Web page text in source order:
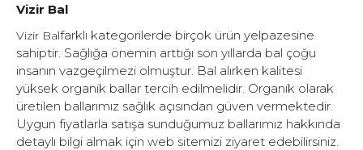
Vizir Bal
Vizir Balfarklı kategorilerde birçok ürün yelpazesine
sahiptir. Sağlığa önemin arttığı son yıllarda bal çoğu
insanın vazgeçilmezi olmuştur. Bal alırken kalitesi
yüksek organik ballar tercih edilmelidir. Organik olarak
üretilen ballarımız sağlık açısından güven vermektedir.
Uygun fiyatlarla satışa sunduğumuz ballarımız hakkında
detaylı bilgi almak için web sitemizi ziyaret edebilirsiniz.